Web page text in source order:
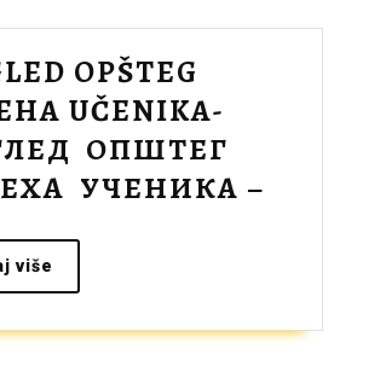
OPŠTEG
UČENIKA-
ОПШТЕГ
УЧЕНИКА –
više
više